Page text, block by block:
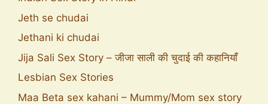
Jeth se chudai
Jethani ki chudai
Jija Sali Sex Story – जीजा साली की चुदाई की कहानियाँ
Lesbian Sex Stories
Maa Beta sex kahani – Mummy/Mom sex story